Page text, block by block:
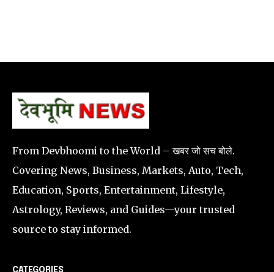
From Devbhoomi to the World – खबर जो सच बोले.
Covering News, Business, Markets, Auto, Tech,
Education, Sports, Entertainment, Lifestyle,
Astrology, Reviews, and Guides—your trusted
source to stay informed.
CATEGORIES